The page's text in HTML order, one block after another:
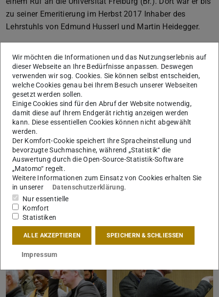
zu seiner Emeritierung im Herbst 2017 Inhaber des
Lehrstuhls von Edmund Husserl und Martin Heidegger.
Rückblick
Impressionen
Wir möchten die Informationen und das Nutzungserlebnis auf
dieser Webseite an Ihre Bedürfnisse anpassen. Deswegen
verwenden wir sog. Cookies. Sie können selbst entscheiden,
welche Cookies genau bei Ihrem Besuch unserer Webseiten
gesetzt werden sollen.
Einige Cookies sind für den Abruf der Website notwendig,
damit diese auf Ihrem Endgerät richtig anzeigen werden
kann. Diese essentiellen Cookies können nicht abgewählt
werden.
Der Komfort-Cookie speichert Ihre Spracheinstellung und
bevorzugte Suchmaschine, während „Statistik“ die
Auswertung durch die Open-Source-Statistik-Software
„Matomo“ regelt.
Weitere Informationen zum Einsatz von Cookies erhalten Sie
in unserer
Datenschutzerklärung.
Nur essentielle
Komfort
Statistiken
ALLE AKZEPTIEREN SPEICHERN & SCHLIESSEN
Impressum